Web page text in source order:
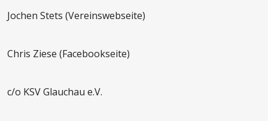
Jochen Stets (Vereinswebseite)
Chris Ziese (Facebookseite)
c/o KSV Glauchau e.V.